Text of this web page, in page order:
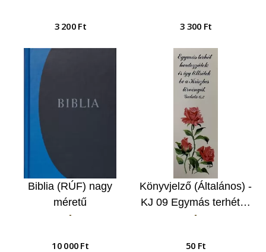
3 200 Ft 3 300 Ft
Biblia (RÚF) nagy
méretű
-
10 000 Ft
Könyvjelző (Általános) -
KJ 09 Egymás terhét…
-
50 Ft